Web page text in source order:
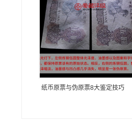
纸币原票与伪原票8大鉴定技巧